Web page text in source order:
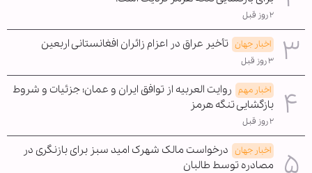
۲ روز قبل
اخبار جهان تأخیر عراق در اعزام زائران افغانستانی اربعین
۳ روز قبل
اخبار مهم روایت العربیه از توافق ایران و عمان؛ جزئیات و شروط
بازگشایی تنگه هرمز
۲ روز قبل
اخبار جهان درخواست مالک شهرک امید سبز برای بازنگری در
مصادره توسط طالبان